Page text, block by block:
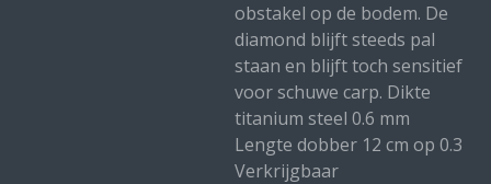
obstakel op de bodem. De
diamond blijft steeds pal
staan en blijft toch sensitief
voor schuwe carp. Dikte
titanium steel 0.6 mm
Lengte dobber 12 cm op 0.3
Verkrijgbaar